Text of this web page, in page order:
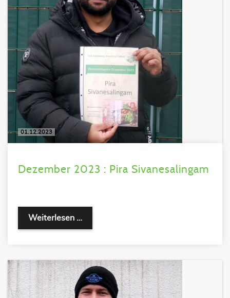
01.12.2023
Dezember 2023 : Pira Sivanesalingam
Weiterlesen …